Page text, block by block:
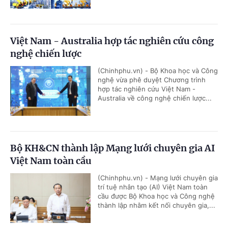
Việt Nam - Australia hợp tác nghiên cứu công
nghệ chiến lược
(Chinhphu.vn) - Bộ Khoa học và Công
nghệ vừa phê duyệt Chương trình
hợp tác nghiên cứu Việt Nam -
Australia về công nghệ chiến lược...
Bộ KH&CN thành lập Mạng lưới chuyên gia AI
Việt Nam toàn cầu
(Chinhphu.vn) - Mạng lưới chuyên gia
trí tuệ nhân tạo (AI) Việt Nam toàn
cầu được Bộ Khoa học và Công nghệ
thành lập nhằm kết nối chuyên gia,...